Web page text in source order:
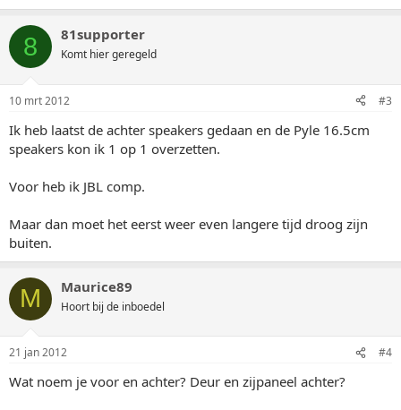
8 81supporter
Komt hier geregeld
10 mrt 2012 #3
Ik heb laatst de achter speakers gedaan en de Pyle 16.5cm
speakers kon ik 1 op 1 overzetten.
Voor heb ik JBL comp.
Maar dan moet het eerst weer even langere tijd droog zijn
buiten.
M Maurice89
Hoort bij de inboedel
21 jan 2012 #4
Wat noem je voor en achter? Deur en zijpaneel achter?